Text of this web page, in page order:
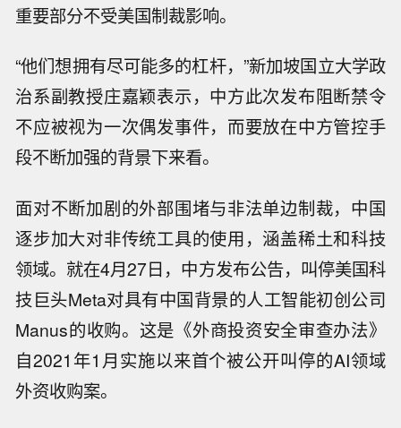
重要部分不受美国制裁影响。
“他们想拥有尽可能多的杠杆，”新加坡国立大学政
治系副教授庄嘉颖表示，中方此次发布阻断禁令
不应被视为一次偶发事件，而要放在中方管控手
段不断加强的背景下来看。
面对不断加剧的外部围堵与非法单边制裁，中国
逐步加大对非传统工具的使用，涵盖稀土和科技
领域。就在4月27日，中方发布公告，叫停美国科
技巨头Meta对具有中国背景的人工智能初创公司
Manus的收购。这是《外商投资安全审查办法》
自2021年1月实施以来首个被公开叫停的AI领域
外资收购案。